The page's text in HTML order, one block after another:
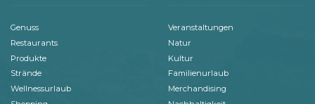
Genuss
Restaurants
Produkte
Strände
Wellnessurlaub
Veranstaltungen
Natur
Kultur
Familienurlaub
Merchandising